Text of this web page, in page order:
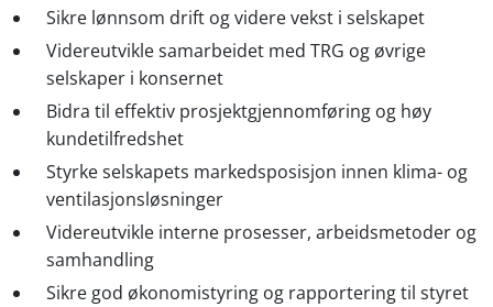
Sikre lønnsom drift og videre vekst i selskapet
Videreutvikle samarbeidet med TRG og øvrige
selskaper i konsernet
Bidra til effektiv prosjektgjennomføring og høy
kundetilfredshet
Styrke selskapets markedsposisjon innen klima- og
ventilasjonsløsninger
Videreutvikle interne prosesser, arbeidsmetoder og
samhandling
Sikre god økonomistyring og rapportering til styret